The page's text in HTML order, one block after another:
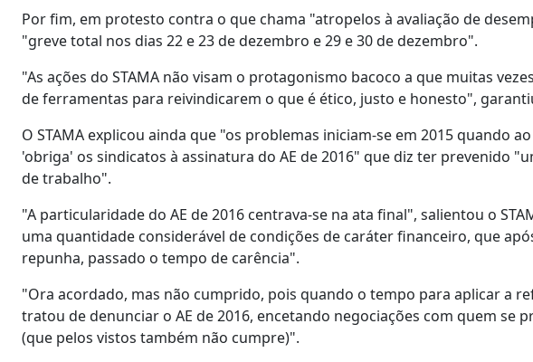
Por fim, em protesto contra o que chama "atropelos à avaliação de
"greve total nos dias 22 e 23 de dezembro e 29 e 30 de dezembro".
"As ações do STAMA não visam o protagonismo bacoco a que muitas
de ferramentas para reivindicarem o que é ético, justo e honesto",
O STAMA explicou ainda que "os problemas iniciam-se em 2015 quando
'obriga' os sindicatos à assinatura do AE de 2016" que diz ter prevenido
de trabalho".
"A particularidade do AE de 2016 centrava-se na ata final", salientou o
uma quantidade considerável de condições de caráter financeiro, que
repunha, passado o tempo de carência".
"Ora acordado, mas não cumprido, pois quando o tempo para aplicar a
tratou de denunciar o AE de 2016, encetando negociações com quem se
(que pelos vistos também não cumpre)".